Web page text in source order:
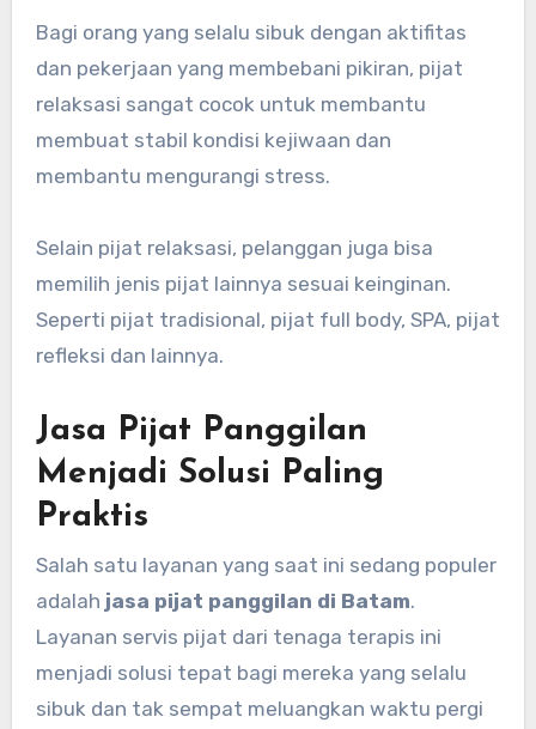
Bagi orang yang selalu sibuk dengan aktifitas
dan pekerjaan yang membebani pikiran, pijat
relaksasi sangat cocok untuk membantu
membuat stabil kondisi kejiwaan dan
membantu mengurangi stress.
Selain pijat relaksasi, pelanggan juga bisa
memilih jenis pijat lainnya sesuai keinginan.
Seperti pijat tradisional, pijat full body, SPA, pijat
refleksi dan lainnya.
Jasa Pijat Panggilan
Menjadi Solusi Paling
Praktis
Salah satu layanan yang saat ini sedang populer
adalah jasa pijat panggilan di Batam.
Layanan servis pijat dari tenaga terapis ini
menjadi solusi tepat bagi mereka yang selalu
sibuk dan tak sempat meluangkan waktu pergi